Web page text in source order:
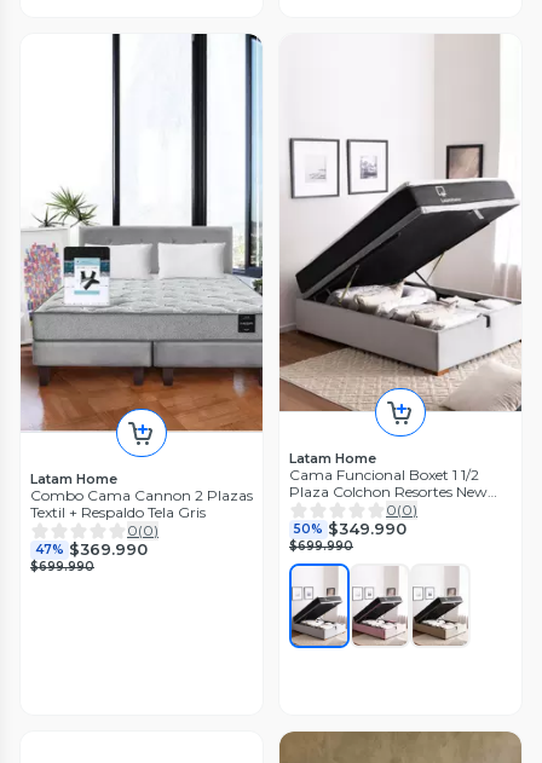
Latam Home
Combo Cama Cannon 2 Plazas
Textil + Respaldo Tela Gris
0(0)
47% $369.990
$699.990
Latam Home
Cama Funcional Boxet 1 1/2
Plaza Colchon Resortes New
Top Funda Lavable
0(0)
50% $349.990
$699.990